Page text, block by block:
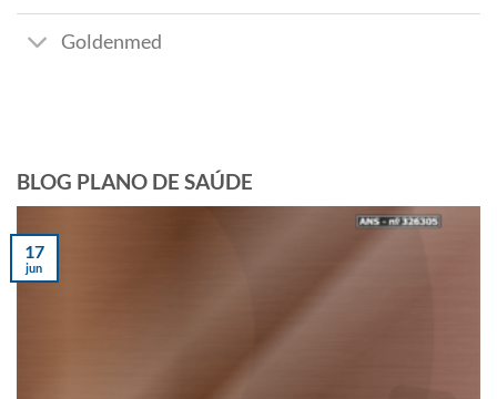
Goldenmed
BLOG PLANO DE SAÚDE
17
jun